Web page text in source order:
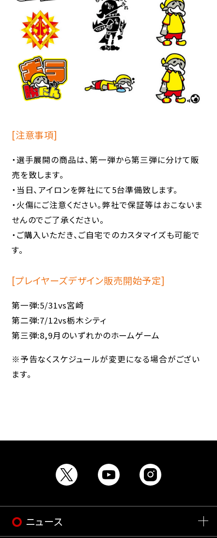
[注意事項]
・選手展開の商品は、第一弾から第三弾に分けて販
売を致します。
・当日、アイロンを弊社にて5台準備致します。
・火傷にご注意ください。弊社で保証等はおこないま
せんのでご了承ください。
・ご購入いただき、ご自宅でのカスタマイズも可能で
す。
[プレイヤーズデザイン販売開始予定]
第一弾:5/31vs宮崎
第二弾:7/12vs栃木シティ
第三弾:8,9月のいずれかのホームゲーム
※予告なくスケジュールが変更になる場合がござい
ます。
ニュース